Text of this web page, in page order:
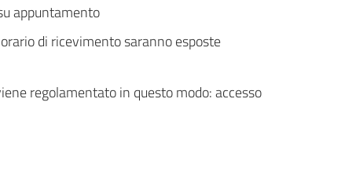
appuntamento
di ricevimento saranno esposte
regolamentato in questo modo: accesso